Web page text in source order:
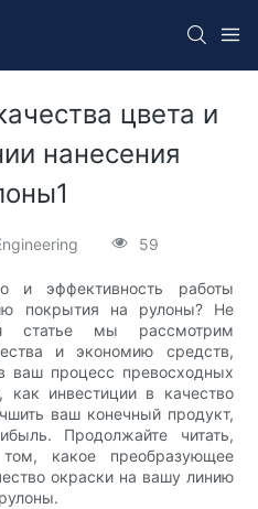
цвета и
нанесения
59
и эффективность работы
покрытия на рулоны? Не
мы рассмотрим
и экономию средств,
ваш процесс превосходных
как инвестиции в качество
ваш конечный продукт,
Продолжайте читать,
какое преобразующее
окраски на вашу линию